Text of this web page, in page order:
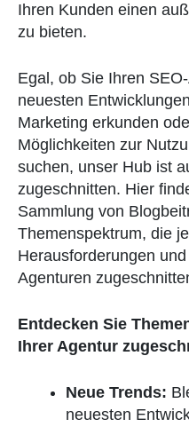
Ihren Kunden einen
zu bieten.
Egal, ob Sie Ihren
neuesten
Marketing erkunden
Möglichkeiten zur
suchen, unser Hub ist
zugeschnitten. Hier
Sammlung von
Themenspektrum, die
Herausforderungen
Agenturen
Entdecken Sie
Ihrer Agentur
Neue Trends:
neuesten